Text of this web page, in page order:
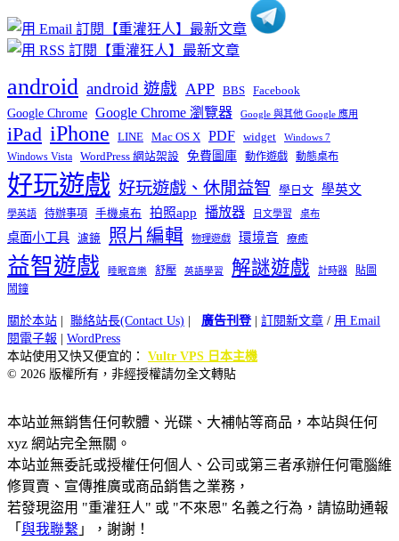
android android 遊戲 APP BBS Facebook
Google Chrome Google Chrome 瀏覽器 Google 與其他 Google 應用
iPad iPhone LINE Mac OS X PDF widget Windows 7
Windows Vista WordPress 網站架設 免費圖庫 動作遊戲 動態桌布
好玩遊戲 好玩遊戲、休閒益智 學日文 學英文
學英語 待辦事項 手機桌布 拍照app 播放器 日文學習 桌布
桌面小工具 濾鏡 照片編輯 物理遊戲 環境音 療癒
益智遊戲 睡眠音樂 舒壓 英語學習 解謎遊戲 計時器
貼圖
鬧鐘
關於本站 | 聯絡站長(Contact Us) | 廣告刊登| 訂閱新文章 / 用 Email
閱電子報 | WordPress
本站使用又快又便宜的： Vultr VPS 日本主機
© 2026 版權所有，非經授權請勿全文轉貼
本站並無銷售任何軟體、光碟、大補帖等商品，本站與任何
xyz 網站完全無關。
本站並無委託或授權任何個人、公司或第三者承辦任何電腦維
修買賣、宣傳推廣或商品銷售之業務，
若發現盜用 "重灌狂人" 或 "不來恩" 名義之行為，請協助通報
「 與我聯繫 」，謝謝！